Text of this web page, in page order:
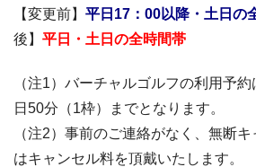
【変更前】 平日17：00以降・土日
後】 平日・土日の全時間帯
（注1）バーチャルゴルフの利用予
日50分（1枠）までとなります。
（注2）事前のご連絡がなく、無断
はキャンセル料を頂戴いたします。